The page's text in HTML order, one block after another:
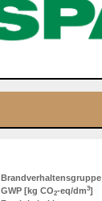
Brandverhaltensgruppe
GWP [kg CO2-eq/dm3]